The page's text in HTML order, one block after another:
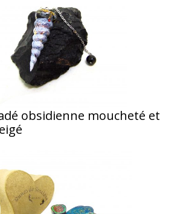
obsidienne moucheté et